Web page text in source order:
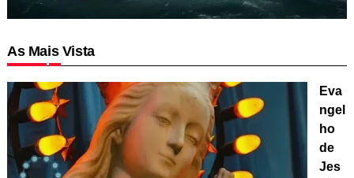
As Mais Vista
Eva
ngel
ho
de
Jes